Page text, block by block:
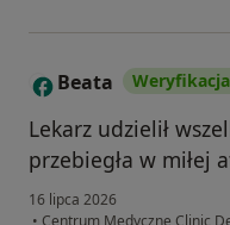
B Beata
Lekarz udzielił
przebiegła w miłej
16 lipca 2026